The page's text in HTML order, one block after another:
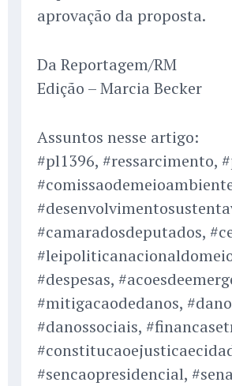
aprovação da proposta.
Da Reportagem/RM
Edição – Marcia Becker
Assuntos nesse artigo:
#pl1396, #ressarcimento,
#camaradosdeputados,
#despesas,
#mitigacaodedanos,
#danossociais,
#sencaopresidencial,